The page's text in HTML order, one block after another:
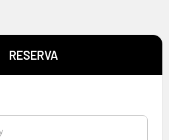
RESERVA